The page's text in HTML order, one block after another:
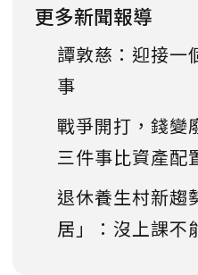
更多新聞報導
譚敦慈：迎接一
事
戰爭開打，錢變
三件事比資產配
退休養生村新趨
居」：沒上課不